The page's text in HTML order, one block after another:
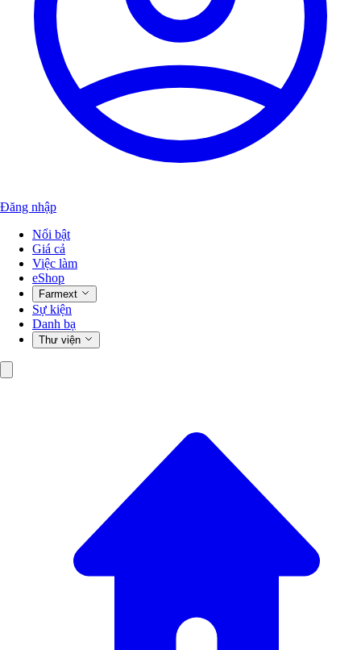
Đăng nhập
Nổi bật
Giá cả
Việc làm
eShop
Farmext
Sự kiện
Danh bạ
Thư viện